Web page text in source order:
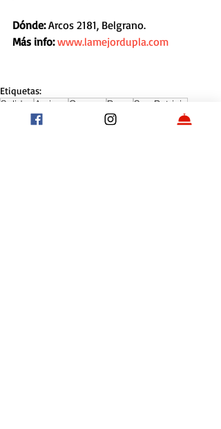
Dónde: Arcos 2181, Belgrano.
Más info: www.lamejordupla.com
Etiquetas:
Salidas Amigos Cerveza Bares San Patricio